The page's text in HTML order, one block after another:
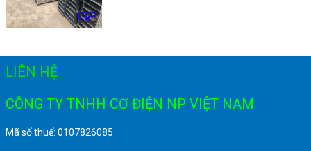
LIÊN HỆ
CÔNG TY TNHH CƠ ĐIỆN NP VIỆT NAM
Mã số thuế: 0107826085